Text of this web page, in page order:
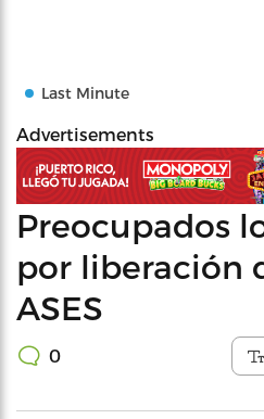
Last Minute
Advertisements
Preocupados
por liberación
ASES
0